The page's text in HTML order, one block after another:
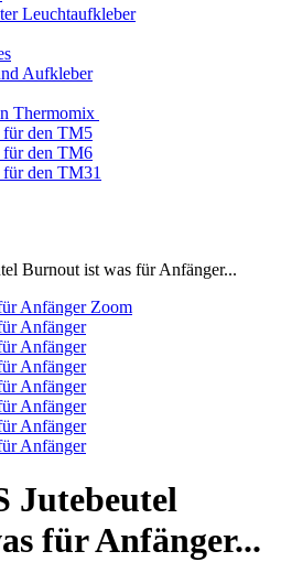
Leuchtaufkleber
Aufkleber
Thermomix
den TM5
den TM6
den TM31
Burnout ist was für Anfänger...
Zoom
Jutebeutel
für Anfänger...